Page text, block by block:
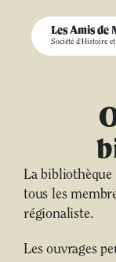
Les Amis de
Société d'Histoire
La bibliothèque
tous les
régionaliste.
Les ouvrages